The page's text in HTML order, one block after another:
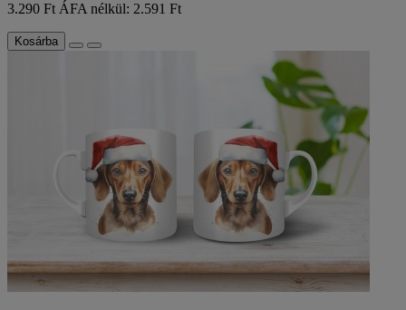
3.290 Ft ÁFA nélkül: 2.591 Ft
Kosárba